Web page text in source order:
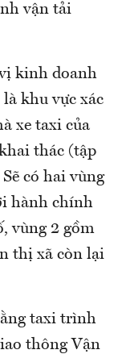
vận tải
kinh doanh
khu vực xác
xe taxi của
thác (tập
có hai vùng
hành chính
vùng 2 gồm
thị xã còn lại
taxi trình
thông Vận